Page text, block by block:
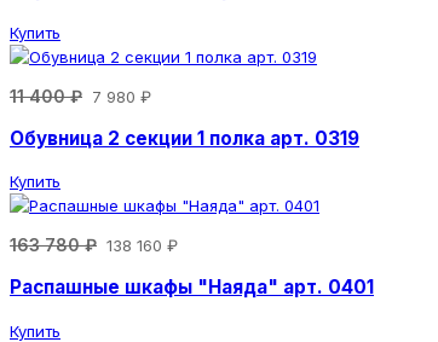
Купить
11 400 ₽ 7 980 ₽
Обувница 2 секции 1 полка арт. 0319
Купить
163 780 ₽ 138 160 ₽
Распашные шкафы "Наяда" арт. 0401
Купить